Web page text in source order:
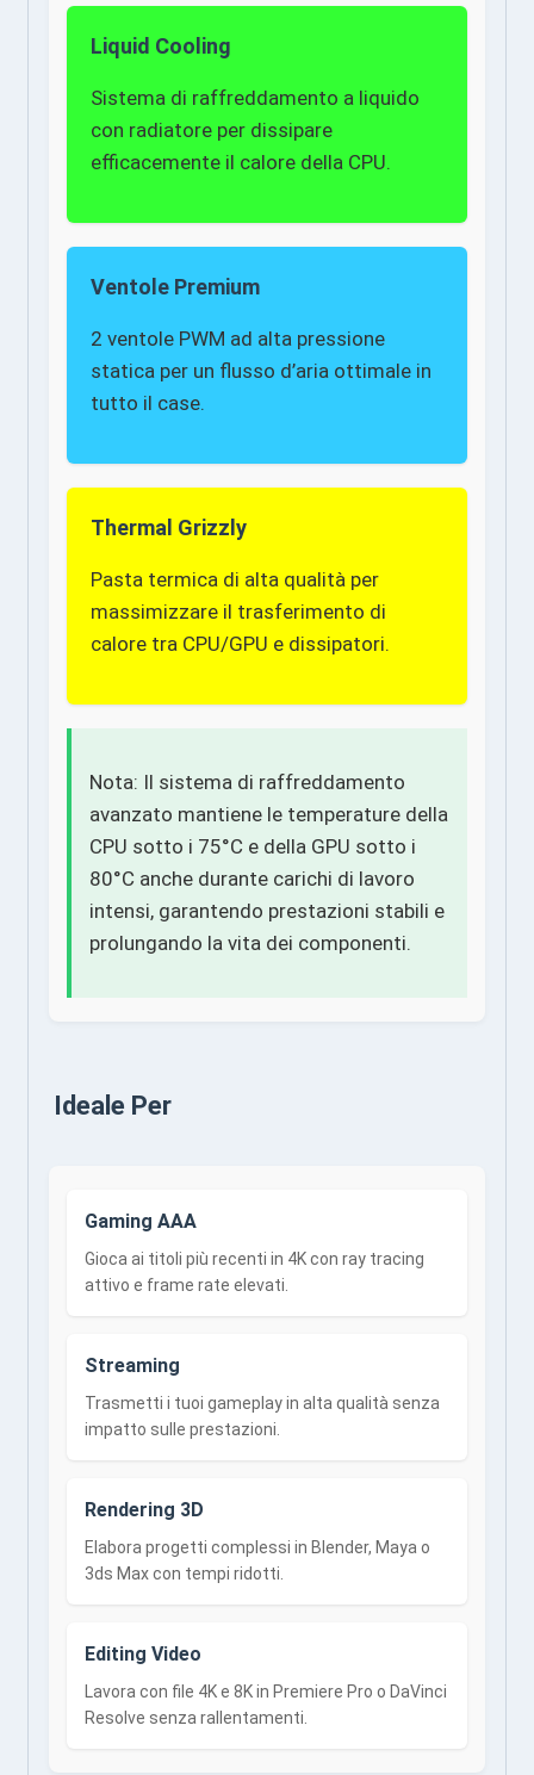
Liquid Cooling
Sistema di raffreddamento a liquido
con radiatore per dissipare
efficacemente il calore della CPU.
Ventole Premium
2 ventole PWM ad alta pressione
statica per un flusso d’aria ottimale in
tutto il case.
Thermal Grizzly
Pasta termica di alta qualità per
massimizzare il trasferimento di
calore tra CPU/GPU e dissipatori.
Nota: Il sistema di raffreddamento
avanzato mantiene le temperature della
CPU sotto i 75°C e della GPU sotto i
80°C anche durante carichi di lavoro
intensi, garantendo prestazioni stabili e
prolungando la vita dei componenti.
Ideale Per
Gaming AAA
Gioca ai titoli più recenti in 4K con ray tracing
attivo e frame rate elevati.
Streaming
Trasmetti i tuoi gameplay in alta qualità senza
impatto sulle prestazioni.
Rendering 3D
Elabora progetti complessi in Blender, Maya o
3ds Max con tempi ridotti.
Editing Video
Lavora con file 4K e 8K in Premiere Pro o DaVinci
Resolve senza rallentamenti.